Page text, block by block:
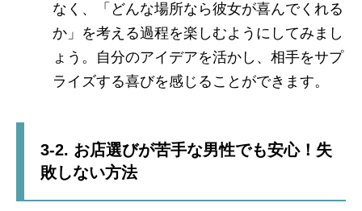
なく、「どんな場所なら彼女が喜んでくれる
か」を考える過程を楽しむようにしてみまし
ょう。自分のアイデアを活かし、相手をサプ
ライズする喜びを感じることができます。
3-2. お店選びが苦手な男性でも安心！失
敗しない方法